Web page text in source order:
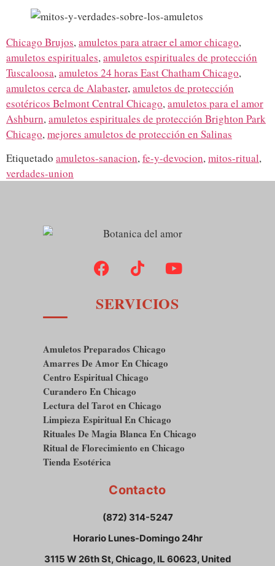
Chicago Brujos,amuletos para atraer el amor chicago,
amuletos espirituales,amuletos espirituales de protección
Tuscaloosa,amuletos 24 horas East Chatham Chicago,
amuletos cerca de Alabaster,amuletos de protección
esotéricos Belmont Central Chicago,amuletos para el amor
Ashburn,amuletos espirituales de protección Brighton Park
Chicago,mejores amuletos de protección en Salinas
Etiquetado amuletos-sanacion,fe-y-devocion,mitos-ritual,
verdades-union
SERVICIOS
Amuletos Preparados Chicago
Amarres De Amor En Chicago
Centro Espiritual Chicago
Curandero En Chicago
Lectura del Tarot en Chicago
Limpieza Espiritual En Chicago
Rituales De Magia Blanca En Chicago
Ritual de Florecimiento en Chicago
Tienda Esotérica
Contacto
(872) 314-5247
Horario Lunes-Domingo 24hr
3115 W 26th St, Chicago, IL 60623, United